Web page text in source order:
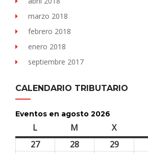
marzo 2018
febrero 2018
enero 2018
septiembre 2017
CALENDARIO TRIBUTARIO
Eventos en agosto 2026
L M Xmiércoles
2727
28 2929